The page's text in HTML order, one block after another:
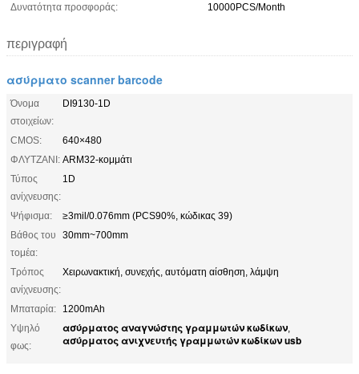
Δυνατότητα προσφοράς:
10000PCS/Month
περιγραφή
ασύρματο scanner barcode
Όνομα
στοιχείων:
DI9130-1D
CMOS:
640×480
ΦΛΥΤΖΑΝΙ: ARM32-κομμάτι
Τύπος
ανίχνευσης:
1D
Ψήφισμα:
≥3mil/0.076mm (PCS90%, κώδικας 39)
Βάθος του
τομέα:
30mm~700mm
Τρόπος
ανίχνευσης:
Χειρωνακτική, συνεχής, αυτόματη αίσθηση, λάμψη
Μπαταρία:
1200mAh
Υψηλό
φως:
ασύρματος αναγνώστης γραμμωτών κωδίκων,
ασύρματος ανιχνευτής γραμμωτών κωδίκων usb